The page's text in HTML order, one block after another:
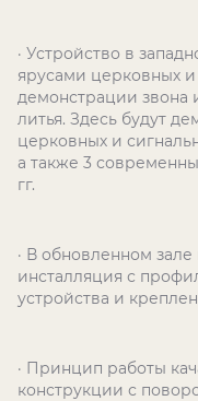
· Устройство в
ярусами церковных
демонстрации звона
литья. Здесь будут
церковных и
а также 3
гг.
· В обновленном
инсталляция с
устройства и
· Принцип работы
конструкции с